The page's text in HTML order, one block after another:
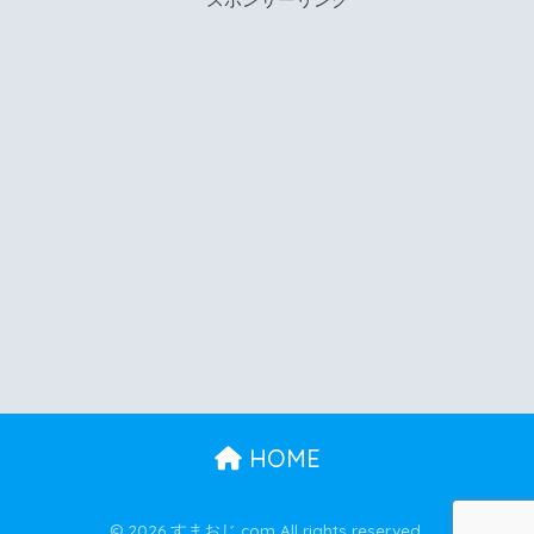
HOME